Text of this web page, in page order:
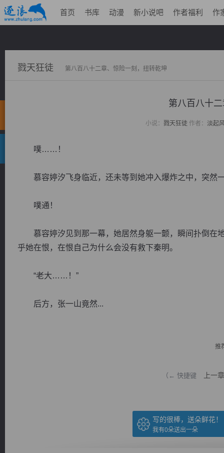
首页 书库 动漫 新小说吧 作者福利 作
戮天狂徒 第八百八十二章、惊险一刻，扭转乾坤
第八百八十
小说： 戮天狂徒作者： 淡起
噗……！
慕容婷汐飞身临近，还未等到她冲入爆炸之中，突然
噗通！
慕容婷汐见到那一幕，她居然身躯一颤，瞬间扑倒在
乎她在恨，在恨自己为什么会没有救下秦明。
“老大……！”
后方，张一山竟然...
推
（← 快捷键 上一章
写的很棒，送朵鲜花！
我有0朵送出一朵